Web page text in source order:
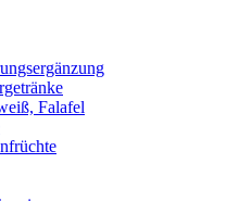
Falafel